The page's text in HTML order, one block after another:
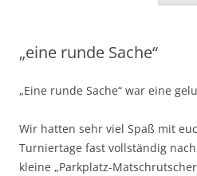
„eine runde Sache“
„Eine runde Sache“ war eine
Wir hatten sehr viel Spaß mit
Turniertage fast vollständig
kleine „Parkplatz-